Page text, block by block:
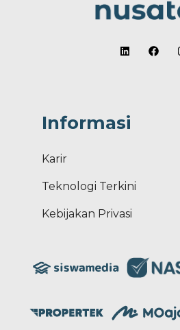
Informasi
Karir
Teknologi Terkini
Kebijakan Privasi